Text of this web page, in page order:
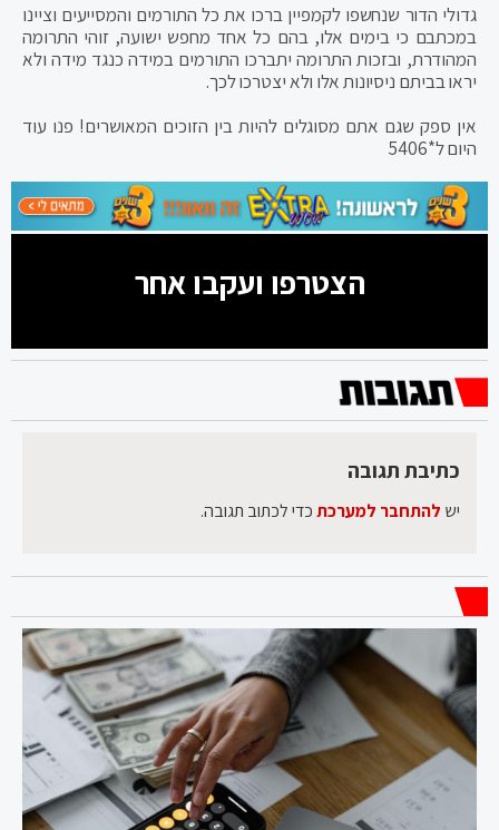
גדולי הדור שנחשפו לקמפיין ברכו את כל התורמים והמסייעים וציינו
במכתבם כי בימים אלו, בהם כל אחד מחפש ישועה, זוהי התרומה
המהודרת, ובזכות התרומה יתברכו התורמים במידה כנגד מידה ולא
יראו בביתם ניסיונות אלו ולא יצטרכו לכך.
אין ספק שגם אתם מסוגלים להיות בין הזוכים המאושרים! פנו עוד
היום ל*5406
הצטרפו ועקבו אחר
כתיבת תגובה
יש להתחבר למערכתכדי לכתוב תגובה.